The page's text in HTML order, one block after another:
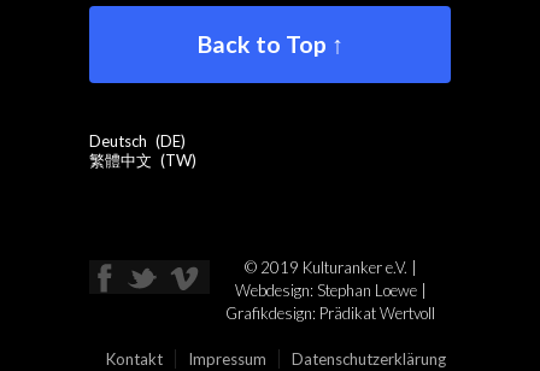
Back to Top ↑
Deutsch
DE
繁體中文
TW
© 2019 Kulturanker e.V. |
Webdesign: Stephan Loewe |
Grafikdesign: Prädikat Wertvoll
Kontakt Impressum Datenschutzerklärung